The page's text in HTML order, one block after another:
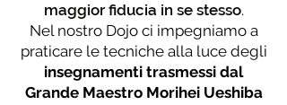
maggior fiducia in se stesso.
Nel nostro Dojo ci impegniamo a
praticare le tecniche alla luce degli
insegnamenti trasmessi dal
Grande Maestro Morihei Ueshiba